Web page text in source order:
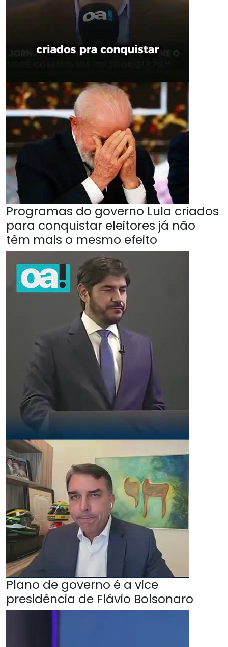
Programas do governo Lula criados
para conquistar eleitores já não
têm mais o mesmo efeito
Plano de governo é a vice
presidência de Flávio Bolsonaro